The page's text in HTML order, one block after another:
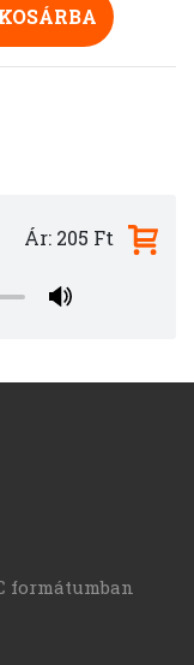
KOSÁRBA
Ár: 205 Ft
formátumban